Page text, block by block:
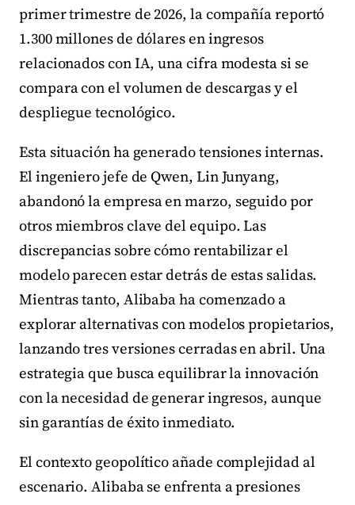
primer trimestre de 2026, la compañía reportó
1.300 millones de dólares en ingresos
relacionados con IA, una cifra modesta si se
compara con el volumen de descargas y el
despliegue tecnológico.
Esta situación ha generado tensiones internas.
El ingeniero jefe de Qwen, Lin Junyang,
abandonó la empresa en marzo, seguido por
otros miembros clave del equipo. Las
discrepancias sobre cómo rentabilizar el
modelo parecen estar detrás de estas salidas.
Mientras tanto, Alibaba ha comenzado a
explorar alternativas con modelos propietarios,
lanzando tres versiones cerradas en abril. Una
estrategia que busca equilibrar la innovación
con la necesidad de generar ingresos, aunque
sin garantías de éxito inmediato.
El contexto geopolítico añade complejidad al
escenario. Alibaba se enfrenta a presiones